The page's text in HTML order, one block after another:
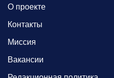
О проекте
Контакты
Миссия
Вакансии